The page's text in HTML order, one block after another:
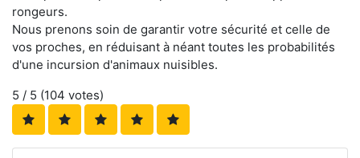
rongeurs.
Nous prenons soin de garantir votre sécurité et celle de
vos proches, en réduisant à néant toutes les probabilités
d'une incursion d'animaux nuisibles.
5 / 5 (104 votes)